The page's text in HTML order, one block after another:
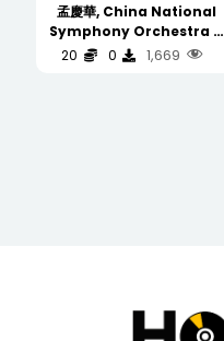
孟慶華, China National
Symphony Orchestra –
粉墨是夢 Dream Of An
20 0 1,669